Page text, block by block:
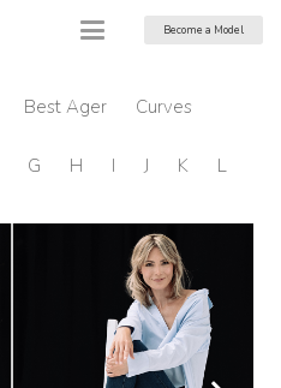
Become a Model
Best Ager Curves
G H I J K L